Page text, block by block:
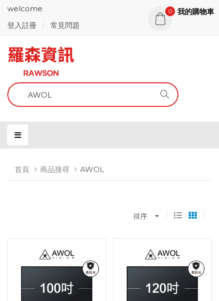
welcome
登入註冊
常見問題
0 我的購物車
首頁 商品搜尋 AWOL
排序